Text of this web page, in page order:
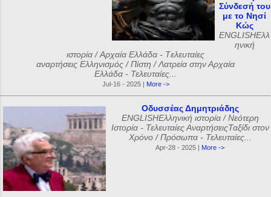
Σύνδεσή του
με το Νησί
Κώς
ENGLISHΕλλ
ηνική
ιστορία / Αρχαία Ελλάδα - Tελευταίες
αναρτήσεις Ελληνισμός / Πίστη / Λατρεία στην Αρχαία
Ελλάδα - Τελευταίες...
Jul-16 - 2025 | More ->
Οδυσσέας Δημητριάδης
ENGLISHΕλληνική ιστορία / Νεότερη
Ιστορία - Τελευταίες ΑναρτήσειςΤαξίδι στον
Χρόνο / Πρόσωπα - Τελευταίες...
Apr-28 - 2025 | More ->